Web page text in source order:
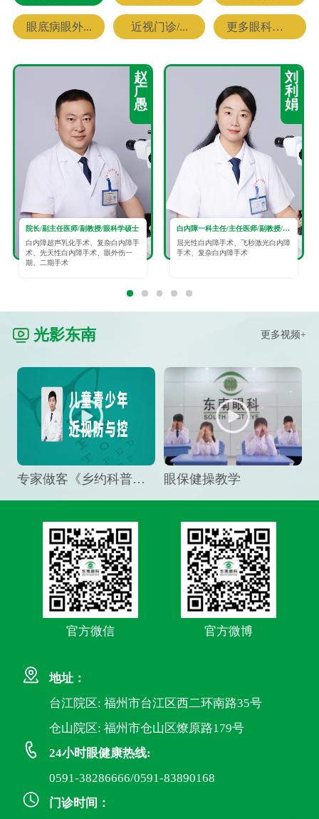
眼底病眼外... 近视门诊/... 更多眼科专家
赵
广
愚
院长/副主任医师/副教授/眼科学硕士
白内障超声乳化手术、复杂白内障手
术、先天性白内障手术、眼外伤一
期、二期手术
刘
利
娟
白内障一科主任/主任医师/副教授/眼科学硕士
屈光性白内障手术、飞秒激光白内障
手术、复杂白内障手术
光影东南 更多视频+
专家做客《乡约科普》栏目，预防孩子近视竟然这么“简单” 眼保健操教学
官方微信 官方微博
地址：
台江院区: 福州市台江区西二环南路35号
仓山院区: 福州市仓山区燎原路179号
24小时眼健康热线:
0591-38286666/0591-83890168
门诊时间：